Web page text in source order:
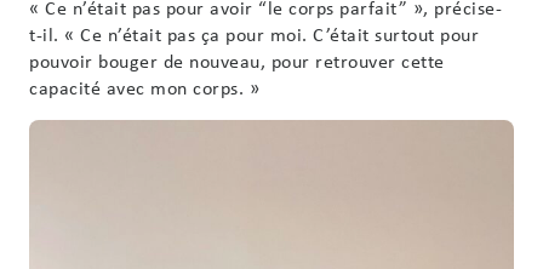
« Ce n’était pas pour avoir “le corps parfait” », précise-
t-il. « Ce n’était pas ça pour moi. C’était surtout pour
pouvoir bouger de nouveau, pour retrouver cette
capacité avec mon corps. »